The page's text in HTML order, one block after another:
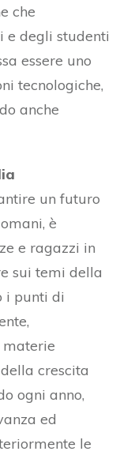
che
e degli studenti
essere uno
tecnologiche,
anche
un futuro
è
e ragazzi in
sui temi della
i punti di
materie
crescita
ogni anno,
ed
le